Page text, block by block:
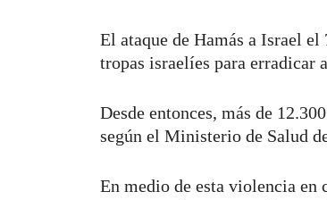
El ataque de Hamás a Israel
tropas israelíes para erradicar
Desde entonces, más de
según el Ministerio de Salud
En medio de esta violencia en